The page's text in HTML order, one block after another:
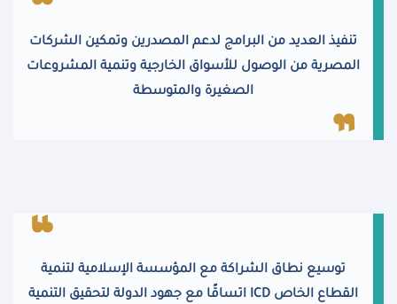
تنفيذ العديد من البرامج لدعم المصدرين وتمكين الشركات
المصرية من الوصول للأسواق الخارجية وتنمية المشروعات
الصغيرة والمتوسطة
توسيع نطاق الشراكة مع المؤسسة الإسلامية لتنمية
القطاع الخاص ICD اتساقًا مع جهود الدولة لتحقيق التنمية